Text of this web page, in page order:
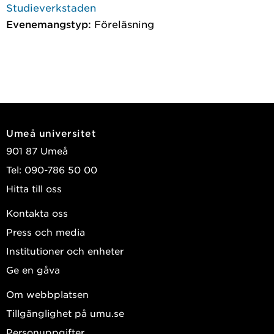
Studieverkstaden
Evenemangstyp: Föreläsning
Umeå universitet
901 87 Umeå
Tel: 090-786 50 00
Hitta till oss
Kontakta oss
Press och media
Institutioner och enheter
Ge en gåva
Om webbplatsen
Tillgänglighet på umu.se